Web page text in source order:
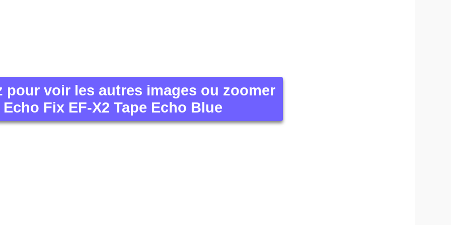
pour voir les autres images ou zoomer
Echo Fix EF-X2 Tape Echo Blue